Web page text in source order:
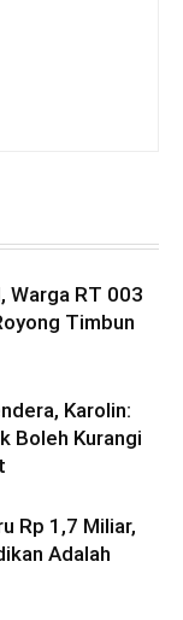
Warga RT 003
Timbun
Karolin:
Boleh Kurangi
Rp 1,7 Miliar,
Adalah